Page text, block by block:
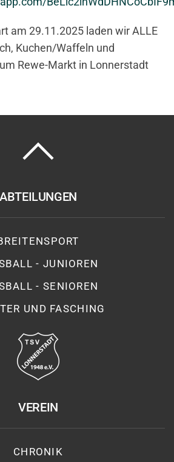
am 29.11.2025 laden wir ALLE
Kuchen/Waffeln und
Rewe-Markt in Lonnerstadt
ABTEILUNGEN
- JUNIOREN
- SENIOREN
UND FASCHING
VEREIN
CHRONIK